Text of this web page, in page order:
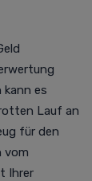
kann es
Lauf an
für den
vom
Ihrer